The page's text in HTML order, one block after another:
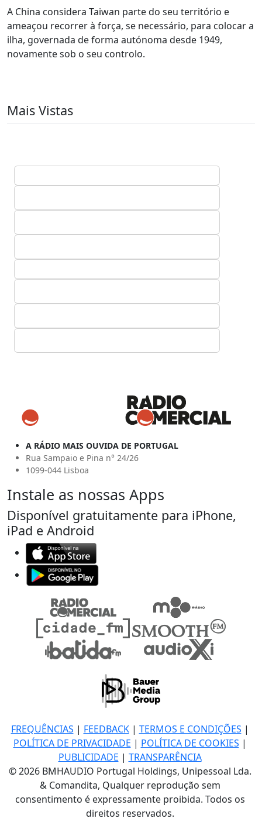
A China considera Taiwan parte do seu território e
ameaçou recorrer à força, se necessário, para colocar a
ilha, governada de forma autónoma desde 1949,
novamente sob o seu controlo.
Mais Vistas
A RÁDIO MAIS OUVIDA DE PORTUGAL
Rua Sampaio e Pina n° 24/26
1099-044 Lisboa
Instale as nossas Apps
Disponível gratuitamente para iPhone,
iPad e Android
FREQUÊNCIAS | FEEDBACK| TERMOS E CONDIÇÕES |
POLÍTICA DE PRIVACIDADE | POLÍTICA DE COOKIES |
PUBLICIDADE | TRANSPARÊNCIA
© 2026 BMHAUDIO Portugal Holdings, Unipessoal Lda.
& Comandita, Qualquer reprodução sem
consentimento é expressamente proibida. Todos os
direitos reservados.